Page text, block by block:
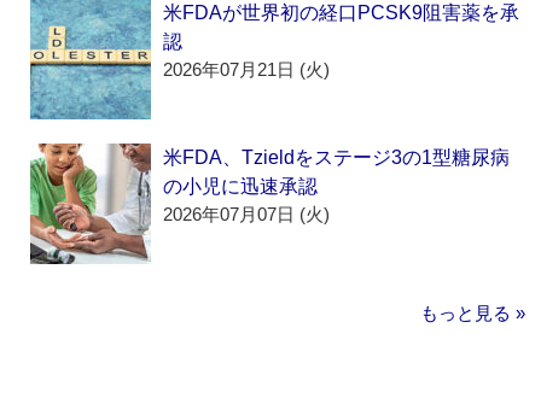
米FDAが世界初の経口PCSK9阻害薬を承
認
2026年07月21日 (火)
米FDA、Tzieldをステージ3の1型糖尿病
の小児に迅速承認
2026年07月07日 (火)
もっと見る »